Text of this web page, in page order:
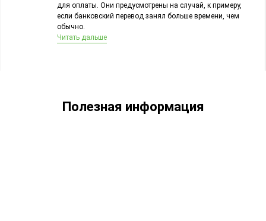
для оплаты. Они предусмотрены на случай, к примеру,
если банковский перевод занял больше времени, чем
обычно.
Читать дальше
Полезная информация